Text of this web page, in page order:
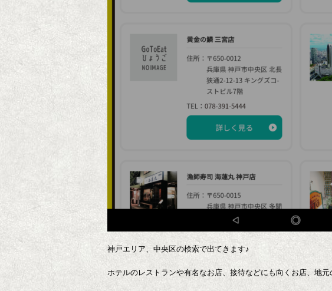
神戸エリア、中央区の検索で出てきます♪
ホテルのレストランや有名なお店、接待などにも向くお店、地元